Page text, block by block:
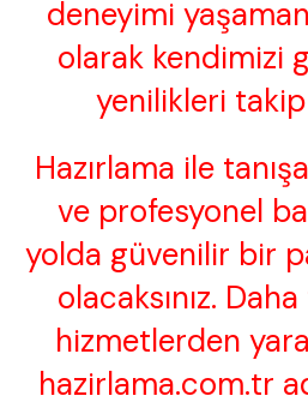
deneyimi
olarak kendimizi
yenilikleri
Hazırlama ile
ve profesyonel
yolda güvenilir bir
olacaksınız.
hizmetlerden
hazirlama.com.tr